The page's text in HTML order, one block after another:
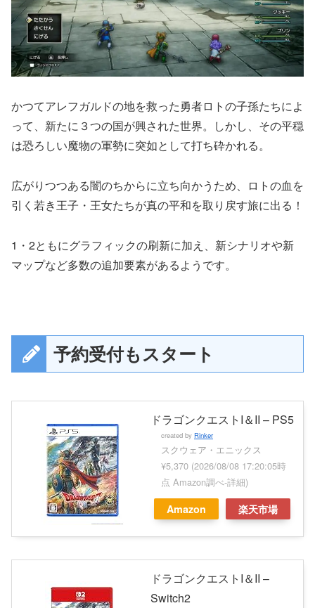
かつてアレフガルドの地を救った勇者ロトの子孫たちによ
って、新たに３つの国が興された世界。しかし、その平穏
は恐ろしい魔物の軍勢に突如として打ち砕かれる。
広がりつつある闇のちからに立ち向かうため、ロトの血を
引く若き王子・王女たちが真の平和を取り戻す旅に出る！
1・2ともにグラフィックの刷新に加え、新シナリオや新
マップなど多数の追加要素があるようです。
予約受付もスタート
ドラゴンクエストI＆II – PS5
created by Rinker
スクウェア・エニックス
¥5,370 (2026/08/08 17:20:05時
点 Amazon調べ-詳細)
Amazon 楽天市場
ドラゴンクエストI＆II –
Switch2